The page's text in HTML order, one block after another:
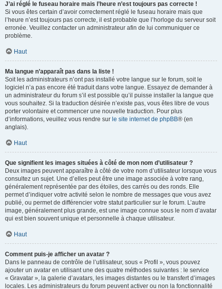
J’ai réglé le fuseau horaire mais l’heure n’est toujours pas correcte !
Si vous êtes certain d’avoir correctement réglé le fuseau horaire mais que
l’heure n’est toujours pas correcte, il est probable que l’horloge du serveur soit
erronée. Veuillez contacter un administrateur afin de lui communiquer ce
problème.
Haut
Ma langue n’apparaît pas dans la liste !
Soit les administrateurs n’ont pas installé votre langue sur le forum, soit le
logiciel n’a pas encore été traduit dans votre langue. Essayez de demander à
un administrateur du forum s’il est possible qu’il puisse installer la langue que
vous souhaitez. Si la traduction désirée n’existe pas, vous êtes libre de vous
porter volontaire et commencer une nouvelle traduction. Pour plus
d’informations, veuillez vous rendre sur le site internet de phpBB® (en
anglais).
Haut
Que signifient les images situées à côté de mon nom d’utilisateur ?
Deux images peuvent apparaître à côté de votre nom d’utilisateur lorsque vous
consultez un sujet. Une d’elles peut être une image associée à votre rang,
généralement représentée par des étoiles, des carrés ou des ronds. Elle
permet d’indiquer votre activité selon le nombre de messages que vous avez
publié, ou permet de différencier votre statut particulier sur le forum. L’autre
image, généralement plus grande, est une image connue sous le nom d’avatar
qui est bien souvent unique et personnelle à chaque utilisateur.
Haut
Comment puis-je afficher un avatar ?
Dans le panneau de contrôle de l’utilisateur, sous « Profil », vous pouvez
ajouter un avatar en utilisant une des quatre méthodes suivantes : le service
« Gravatar », la galerie d’avatars, les images distantes ou le transfert d’images
locales. Les administrateurs du forum peuvent activer ou non la fonctionnalité